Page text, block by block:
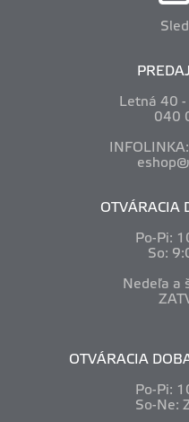
Letná 40
040
OTVÁRACIA
Po-Pi:
So:
Nedeľa a
OTVÁRACIA
Po-Pi:
So-Ne: